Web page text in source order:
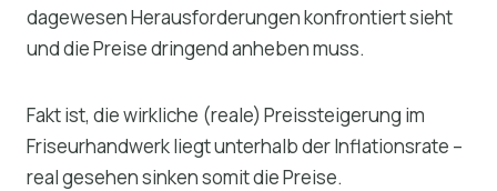
dagewesen Herausforderungen konfrontiert sieht
und die Preise dringend anheben muss.
Fakt ist, die wirkliche (reale) Preissteigerung im
Friseurhandwerk liegt unterhalb der Inflationsrate –
real gesehen sinken somit die Preise.